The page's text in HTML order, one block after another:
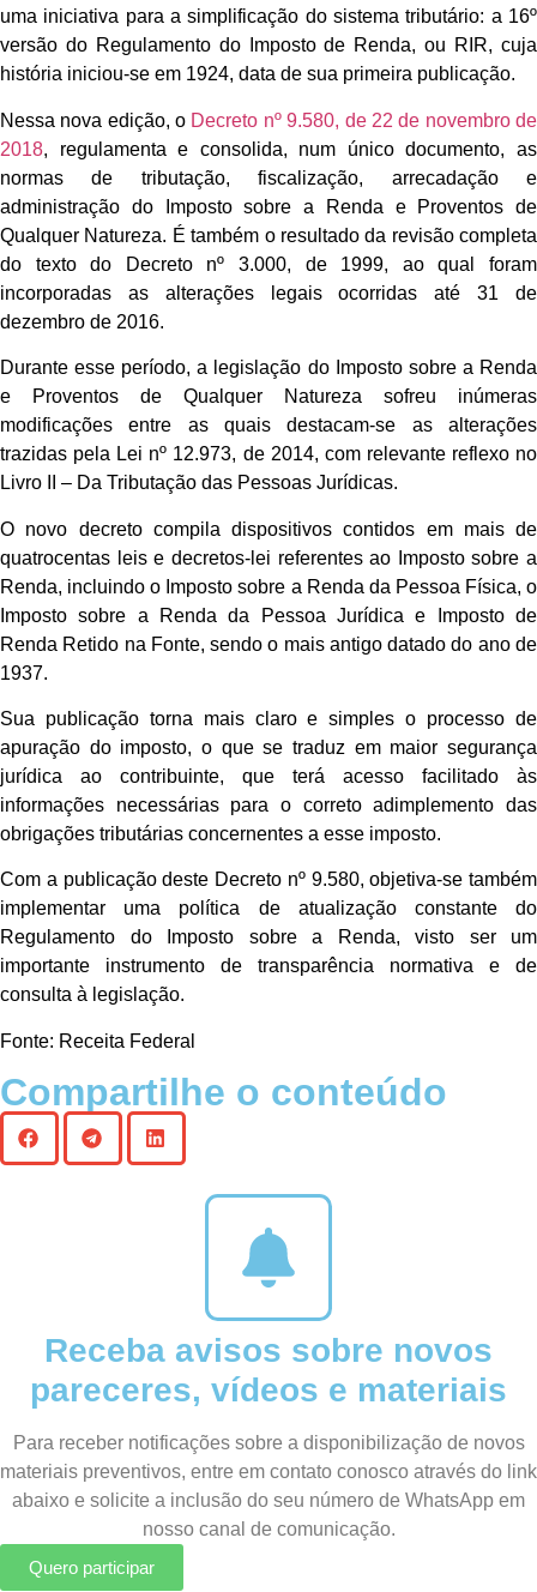
uma iniciativa para a simplificação do sistema tributário: a 16º
versão do Regulamento do Imposto de Renda, ou RIR, cuja
história iniciou-se em 1924, data de sua primeira publicação.
Nessa nova edição, o Decreto nº 9.580, de 22 de novembro de
2018, regulamenta e consolida, num único documento, as
normas de tributação, fiscalização, arrecadação e
administração do Imposto sobre a Renda e Proventos de
Qualquer Natureza. É também o resultado da revisão completa
do texto do Decreto nº 3.000, de 1999, ao qual foram
incorporadas as alterações legais ocorridas até 31 de
dezembro de 2016.
Durante esse período, a legislação do Imposto sobre a Renda
e Proventos de Qualquer Natureza sofreu inúmeras
modificações entre as quais destacam-se as alterações
trazidas pela Lei nº 12.973, de 2014, com relevante reflexo no
Livro II – Da Tributação das Pessoas Jurídicas.
O novo decreto compila dispositivos contidos em mais de
quatrocentas leis e decretos-lei referentes ao Imposto sobre a
Renda, incluindo o Imposto sobre a Renda da Pessoa Física, o
Imposto sobre a Renda da Pessoa Jurídica e Imposto de
Renda Retido na Fonte, sendo o mais antigo datado do ano de
1937.
Sua publicação torna mais claro e simples o processo de
apuração do imposto, o que se traduz em maior segurança
jurídica ao contribuinte, que terá acesso facilitado às
informações necessárias para o correto adimplemento das
obrigações tributárias concernentes a esse imposto.
Com a publicação deste Decreto nº 9.580, objetiva-se também
implementar uma política de atualização constante do
Regulamento do Imposto sobre a Renda, visto ser um
importante instrumento de transparência normativa e de
consulta à legislação.
Fonte: Receita Federal
Compartilhe o conteúdo
Receba avisos sobre novos
pareceres, vídeos e materiais
Para receber notificações sobre a disponibilização de novos
materiais preventivos, entre em contato conosco através do link
abaixo e solicite a inclusão do seu número de WhatsApp em
nosso canal de comunicação.
Quero participar